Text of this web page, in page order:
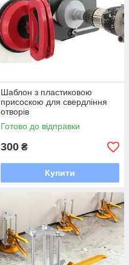
Шаблон з пластиковою
присоскою для свердління
отворів
Готово до відправки
300 ₴
Купити